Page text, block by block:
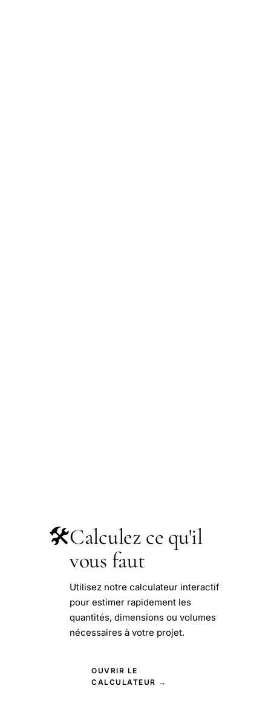
🛠️Calculez ce qu'il
vous faut
Utilisez notre calculateur interactif
pour estimer rapidement les
quantités, dimensions ou volumes
nécessaires à votre projet.
OUVRIR LE
CALCULATEUR →